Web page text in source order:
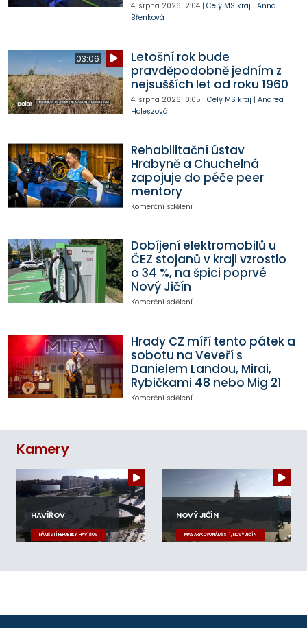
4. srpna 2026 12:04| Celý MS kraj | Anna
Břenková
03:06
Letošní rok bude
pravděpodobně jedním z
nejsušších let od roku 1960
4. srpna 2026 10:05 | Celý MS kraj | Andrea
Holeszová
Rehabilitační ústav
Hrabyně a Chuchelná
zapojuje do péče peer
mentory
Komerční sdělení
Dobíjení elektromobilů u
ČEZ stojanů v kraji vzrostlo
o 34 %, na špici poprvé
Nový Jičín
Komerční sdělení
Hrady CZ míří tento pátek a
sobotu na Veveří s
Danielem Landou, Mirai,
Rybičkami 48 nebo Mig 21
Komerční sdělení
Kamery
HAVÍŘOV
NÁMĚSTÍ REPUBLIKY, HAVÍŘOV
NOVÝ JIČÍN
MASARYKOVO NÁMĚSTÍ, NOVÝ JIČÍN